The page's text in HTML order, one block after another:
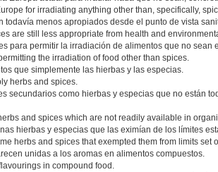
for irradiating anything other than, specifically,
menos apropiados desde el punto de vista
are still less appropriate from health and
para permitir la irradiación de alimentos que no sean
the irradiation of food other than spices.
que simplemente las hierbas y las especias.
herbs and spices.
secundarios como hierbas y especias que no están
and spices which are not readily available in
hierbas y especias que las eximían de los límites
herbs and spices that exempted them from limits set
unidas a los aromas en alimentos compuestos.
in compound food.